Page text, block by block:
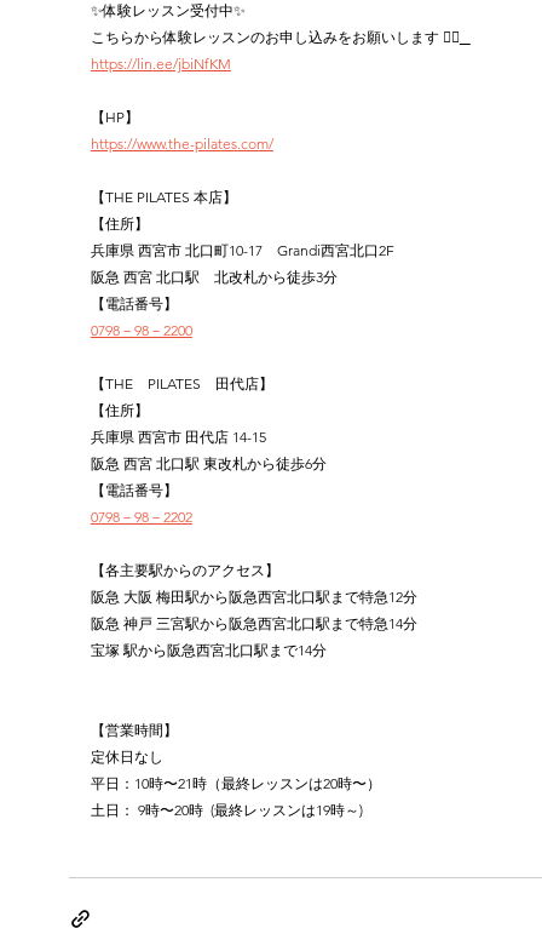
✨体験レッスン受付中✨
こちらから体験レッスンのお申し込みをお願いします 👉🏻
https://lin.ee/jbiNfKM
【HP】
https://www.the-pilates.com/
【THE PILATES 本店】
【住所】
兵庫県 西宮市 北口町10-17　Grandi西宮北口2F
阪急 西宮 北口駅　北改札から徒歩3分
【電話番号】
0798－98－2200
【THE　PILATES　田代店】
【住所】
兵庫県 西宮市 田代店 14-15
阪急 西宮 北口駅 東改札から徒歩6分
【電話番号】
0798－98－2202
【各主要駅からのアクセス】
阪急 大阪 梅田駅から阪急西宮北口駅まで特急12分
阪急 神戸 三宮駅から阪急西宮北口駅まで特急14分
宝塚 駅から阪急西宮北口駅まで14分
【営業時間】
定休日なし
平日：10時〜21時（最終レッスンは20時〜）
土日： 9時〜20時  (最終レッスンは19時～)